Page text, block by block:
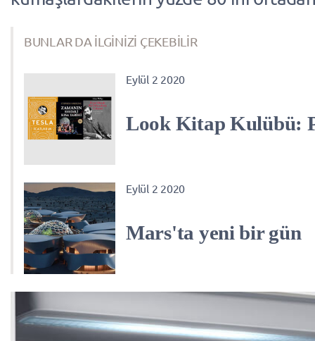
BUNLAR DA İLGİNİZİ ÇEKEBİLİR
Eylül 2 2020
Look Kitap Kulübü:
Eylül 2 2020
Mars'ta yeni bir gün